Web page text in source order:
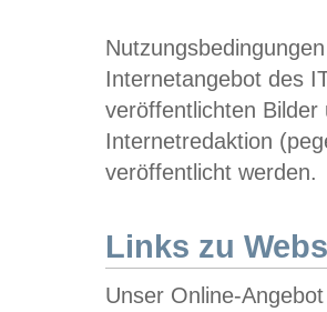
Internetangebot des
veröffentlichten
Internetredaktion
veröffentlicht werden.
Links zu
Unser Online-